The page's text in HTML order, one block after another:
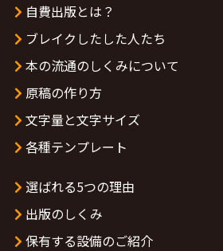
自費出版とは？
ブレイクしたした人たち
本の流通のしくみについて
原稿の作り方
文字量と文字サイズ
各種テンプレート
選ばれる5つの理由
出版のしくみ
保有する設備のご紹介